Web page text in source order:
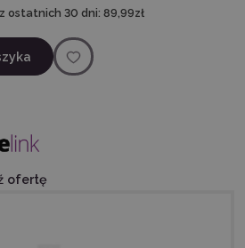
ostatnich 30 dni: 89,99zł
ofertę